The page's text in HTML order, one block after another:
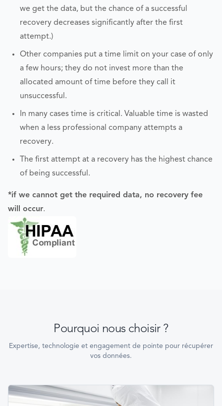
we get the data, but the chance of a successful
recovery decreases significantly after the first
attempt.)
Other companies put a time limit on your case of only
a few hours; they do not invest more than the
allocated amount of time before they call it
unsuccessful.
In many cases time is critical. Valuable time is wasted
when a less professional company attempts a
recovery.
The first attempt at a recovery has the highest chance
of being successful.
*if we cannot get the required data, no recovery fee
will occur.
Pourquoi nous choisir ?
Expertise, technologie et engagement de pointe pour récupérer
vos données.